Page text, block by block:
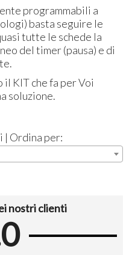
programmabili a
basta seguire le
tutte le schede la
del timer (pausa) e di
il KIT che fa per Voi
soluzione.
| Ordina per:
nostri clienti